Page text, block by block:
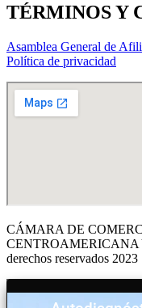
TÉRMINOS Y
Asamblea General de
Política de privacidad
CÁMARA DE
CENTROAMERICANA
derechos reservados 2023